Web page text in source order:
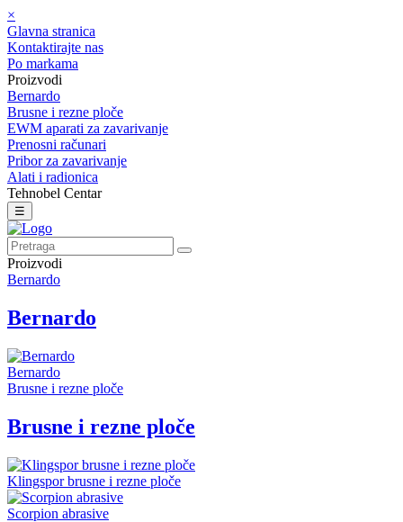
×
Glavna stranica
Kontaktirajte nas
Po markama
Proizvodi
Bernardo
Brusne i rezne ploče
EWM aparati za zavarivanje
Prenosni računari
Pribor za zavarivanje
Alati i radionica
Tehnobel Centar
☰
Proizvodi
Bernardo
Bernardo
Bernardo
Brusne i rezne ploče
Brusne i rezne ploče
Klingspor brusne i rezne ploče
Scorpion abrasive